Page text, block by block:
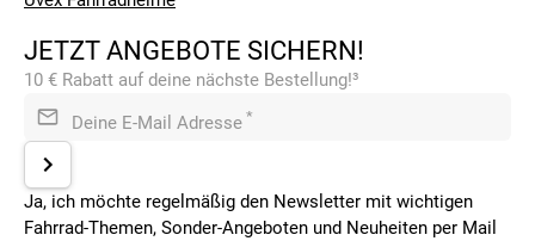
JETZT ANGEBOTE SICHERN!
10 € Rabatt auf deine nächste Bestellung!³
Deine E-Mail Adresse *
Ja, ich möchte regelmäßig den Newsletter mit wichtigen
Fahrrad-Themen, Sonder-Angeboten und Neuheiten per Mail